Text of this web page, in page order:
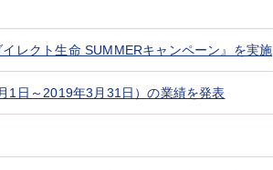
レクト生命 SUMMERキャンペーン』を実施
1日～2019年3月31日）の業績を発表